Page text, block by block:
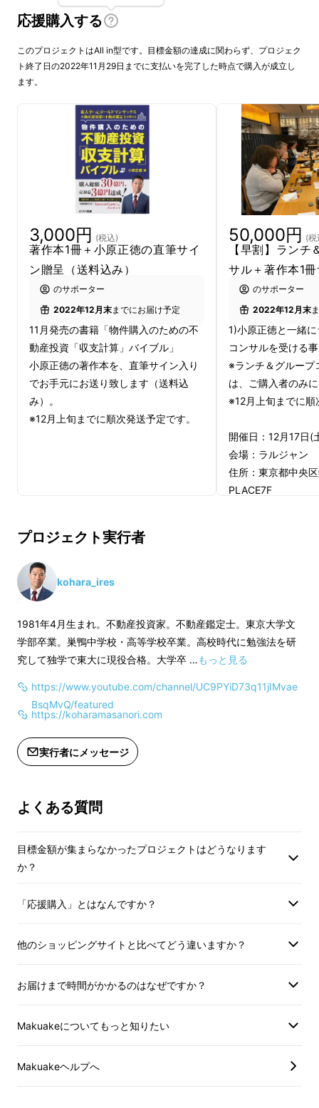
このたび、私の初めての著作
物件購入のため
の不動産投資「収支計算」バイブル
が、２０
２２年１１月に発売されることになりました！
これを記念して、12月10日、 出版記念講演を
行います。
不動産投資で経済的に自立したいと
思っている人を応援したい
知識不足で不動産業者に騙されてしま
う人をなくしたい
という思いから本プロジェクトを企画しまし
た。
書籍『物件購入のための不動産投資「収支計
算」バイブル』で、小原の不動産投資のノウハ
さらに、
本では語りきれなかった”ここだけの
話”を出版記念講演でお話します
今回は小原正徳が実際に経験してきた不動産投
資の体験談 も、包み隠さず講演。
これまの講演でノウハウについて話すことは多
かったのですが、
自身の体験談は今回が初めて
け！
応援購入する
このプロジェクトはAll in型です。目標金額の達成に関わらず、プロジェク
ト終了日の2022年11月29日までに支払いを完了した時点で購入が成立し
ます。
3,000円 (税込)
著作本1冊＋小原正徳の直筆サイ
ン贈呈（送料込み）
のサポーター
2022年12月末までにお届け予定
11月発売の書籍「物件購入のための不
動産投資「収支計算」バイブル」
小原正徳の著作本を、直筆サイン入り
でお手元にお送り致します（送料込
み）。
※12月上旬までに順次発送予定です。
50,000円 (税
【早割】ラン
サル＋著作本1
のサポーター
2022年12月末
1)小原正徳と一緒
コンサルを受ける
※ランチ＆グループ
は、ご購入者のみ
※12月上旬までに順
開催日：12月17日(
会場：ラルジャン
住所：東京都中央
PLACE7F
※ご自宅に郵送致し
日までに、書籍を
ください。
※送料は、リターン
プロジェクト実行者
kohara_ires
1981年4月生まれ。不動産投資家。不動産鑑定士。東京大学文
学部卒業。巣鴨中学校・高等学校卒業。高校時代に勉強法を研
究して独学で東大に現役合格。大学卒 …もっと見る
https://www.youtube.com/channel/UC9PYiD73q11jIMvae
BsqMvQ/featured
https://koharamasanori.com
実行者にメッセージ
よくある質問
目標金額が集まらなかったプロジェクトはどうなります
か？
「応援購入」とはなんですか？
他のショッピングサイトと比べてどう違いますか？
お届けまで時間がかかるのはなぜですか？
Makuakeについてもっと知りたい
Makuakeヘルプへ